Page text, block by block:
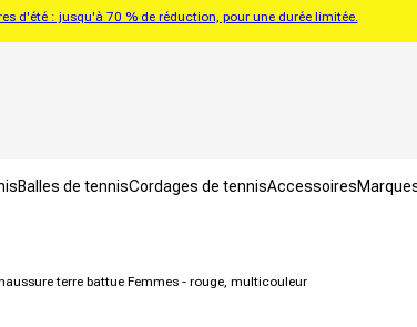
d'été : jusqu'à 70 % de réduction, pour une durée limitée.
Balles de tennisCordages de tennisAccessoires
terre battue Femmes - rouge, multicouleur